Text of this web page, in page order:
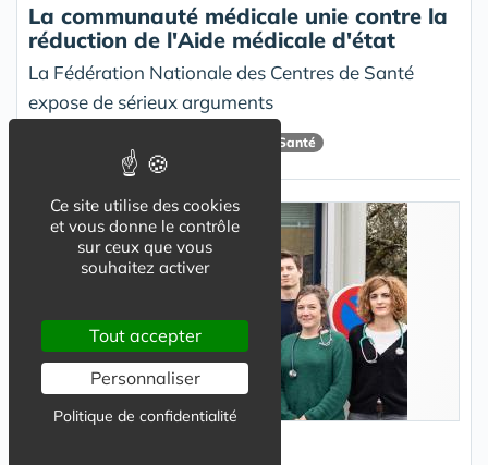
La communauté médicale unie contre la
réduction de l'Aide médicale d'état
La Fédération Nationale des Centres de Santé
expose de sérieux arguments
Centre De Santé
Ce site utilise des cookies
et vous donne le contrôle
sur ceux que vous
souhaitez activer
Tout accepter
Personnaliser
Politique de confidentialité